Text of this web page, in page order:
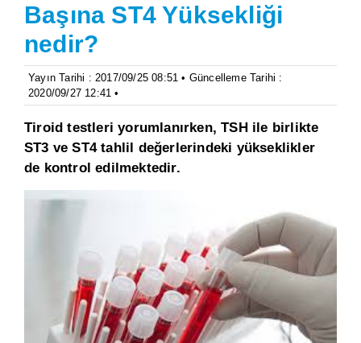
Başına ST4 Yüksekliği
nedir?
Yayın Tarihi : 2017/09/25 08:51 • Güncelleme Tarihi :
2020/09/27 12:41 •
Tiroid testleri yorumlanırken, TSH ile birlikte
ST3 ve ST4 tahlil değerlerindeki yükseklikler
de kontrol edilmektedir.